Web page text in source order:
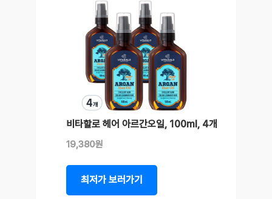
비타할로 헤어 아르간오일, 100ml, 4개
19,380원
최저가 보러가기